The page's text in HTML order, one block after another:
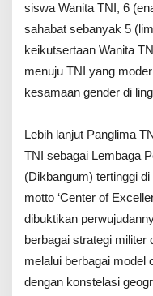
,
M
.
B
.
A
siswa Wanita TNI, 6
sahabat sebanyak 5
keikutsertaan Wanita
menuju TNI yang
kesamaan gender di
Lebih lanjut Panglima
TNI sebagai Lembaga
(Dikbangum) tertinggi
motto ‘Center of
dibuktikan
berbagai strategi militer
melalui berbagai model
dengan konstelasi